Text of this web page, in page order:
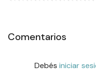
Comentarios
Debés iniciar